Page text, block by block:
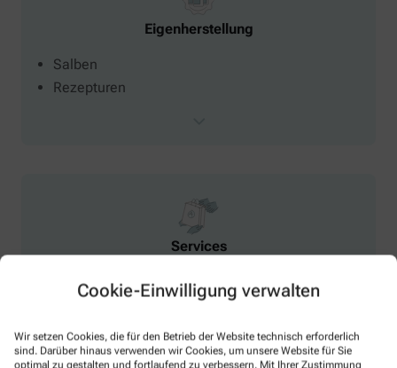
Cookie-Einwilligung verwalten
Wir setzen Cookies, die für den Betrieb der Website technisch erforderlich
sind. Darüber hinaus verwenden wir Cookies, um unsere Website für Sie
optimal zu gestalten und fortlaufend zu verbessern. Mit Ihrer Zustimmung
Eigenherstellung
Salben
Rezepturen
Services
Botendienst
Medikationsanalyse
Parkplatz